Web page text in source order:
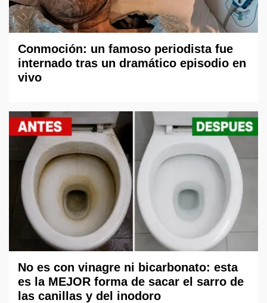
Conmoción: un famoso periodista fue
internado tras un dramático episodio en
vivo
No es con vinagre ni bicarbonato: esta
es la MEJOR forma de sacar el sarro de
las canillas y del inodoro